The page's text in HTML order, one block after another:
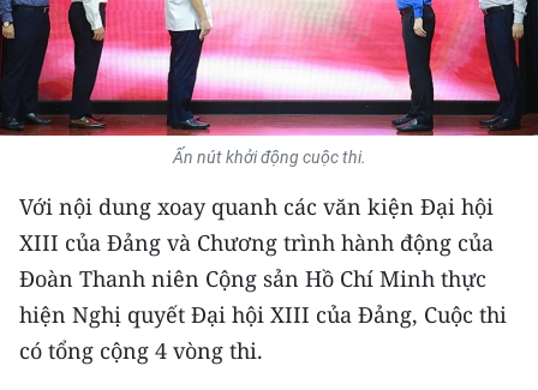
MÔI TRƯỜNG
BẠN ĐỌC
KIỂM CHỨNG THÔNG TIN
TRI THỨC CHUYÊN SÂU
54 DÂN TỘC VIỆT NAM
CHƯƠNG TRÌNH OCOP - MỖI XÃ
MỘT SẢN PHẨM
Ấn nút khởi động cuộc thi.
Với nội dung xoay quanh các văn kiện Đại hội
XIII của Đảng và Chương trình hành động của
Đoàn Thanh niên Cộng sản Hồ Chí Minh thực
hiện Nghị quyết Đại hội XIII của Đảng, Cuộc thi
có tổng cộng 4 vòng thi.